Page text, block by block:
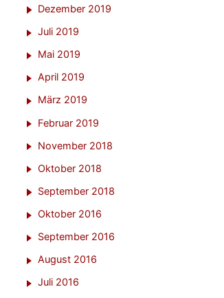
Dezember 2019
Juli 2019
Mai 2019
April 2019
März 2019
Februar 2019
November 2018
Oktober 2018
September 2018
Oktober 2016
September 2016
August 2016
Juli 2016